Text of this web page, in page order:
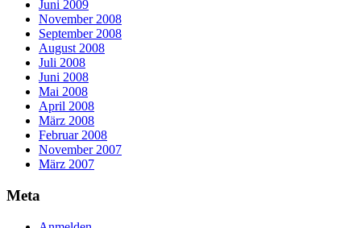
Juni 2009
November 2008
September 2008
August 2008
Juli 2008
Juni 2008
Mai 2008
April 2008
März 2008
Februar 2008
November 2007
März 2007
Meta